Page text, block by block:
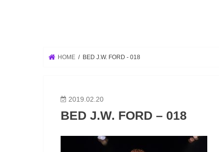
HOME BED J.W. FORD - 018
2019.02.20
BED J.W. FORD – 018